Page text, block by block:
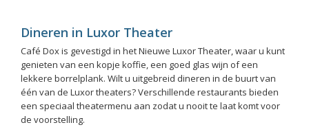
Dineren in Luxor Theater
Café Dox is gevestigd in het Nieuwe Luxor Theater, waar u kunt
genieten van een kopje koffie, een goed glas wijn of een
lekkere borrelplank. Wilt u uitgebreid dineren in de buurt van
één van de Luxor theaters? Verschillende restaurants bieden
een speciaal theatermenu aan zodat u nooit te laat komt voor
de voorstelling.